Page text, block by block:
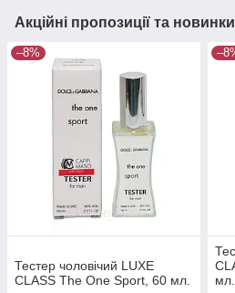
Акційні пропозиції та новинки
–8%
Тестер чоловічий LUXE
CLASS The One Sport, 60 мл.
мл.